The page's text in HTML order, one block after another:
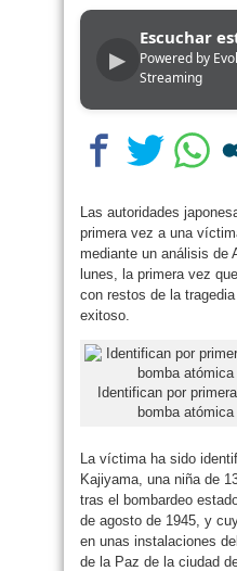
▶
Escuchar
Powered by
Streaming
Las autoridades
primera vez a una
mediante un análisis de
lunes, la primera vez
con restos de la
exitoso.
Identifican por
bomba
La víctima ha sido
Kajiyama, una niña de
tras el bombardeo
de agosto de 1945, y
en unas instalaciones
de la Paz de la ciudad